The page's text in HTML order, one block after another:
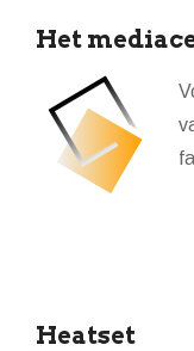
Het
Heatset